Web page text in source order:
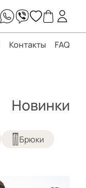
Контакты FAQ
Новинки
Брюки